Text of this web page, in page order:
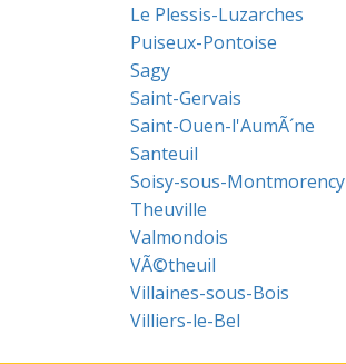
Le Plessis-Luzarches
Puiseux-Pontoise
Sagy
Saint-Gervais
Saint-Ouen-l'AumÃ´ne
Santeuil
Soisy-sous-Montmorency
Theuville
Valmondois
VÃ©theuil
Villaines-sous-Bois
Villiers-le-Bel